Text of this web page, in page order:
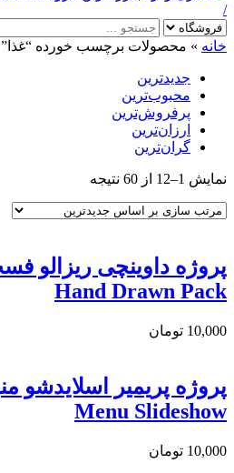
/
خانه » محصولات برچسب خورده “غذا”
جدیدترین
محبوب‌ترین
پرفروش‌ترین
ارزان‌ترین
گران‌ترین
نمایش 1–12 از 60 نتیجه
latest
Hand Drawn Pack
10,000 تومان
Menu Slideshow
10,000 تومان